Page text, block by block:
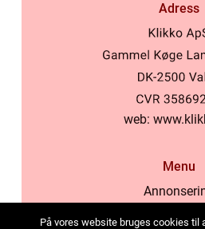
Adress
web:
Menu
På vores website bruges cookies til